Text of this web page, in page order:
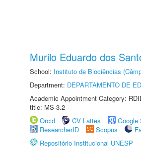
Murilo Eduardo dos
School: Instituto de Biociências
Department: DEPARTAMENTO DE
Academic Appointment Category:
title: MS-3.2
Orcid
CV Lattes
Google
ResearcherID
Scopus
Repositório Institucional UNESP